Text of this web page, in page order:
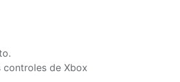
controles de Xbox